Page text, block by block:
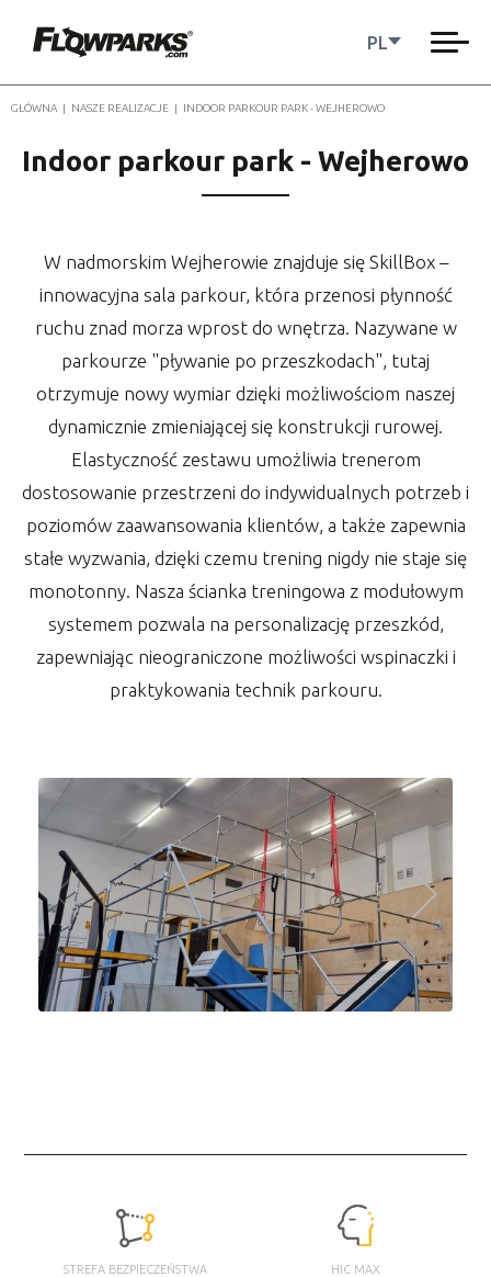
PL
GŁÓWNA | NASZE REALIZACJE | INDOOR PARKOUR PARK - WEJHEROWO
Indoor parkour park - Wejherowo
W nadmorskim Wejherowie znajduje się SkillBox –
innowacyjna sala parkour, która przenosi płynność
ruchu znad morza wprost do wnętrza. Nazywane w
parkourze "pływanie po przeszkodach", tutaj
otrzymuje nowy wymiar dzięki możliwościom naszej
dynamicznie zmieniającej się konstrukcji rurowej.
Elastyczność zestawu umożliwia trenerom
dostosowanie przestrzeni do indywidualnych potrzeb i
poziomów zaawansowania klientów, a także zapewnia
stałe wyzwania, dzięki czemu trening nigdy nie staje się
monotonny. Nasza ścianka treningowa z modułowym
systemem pozwala na personalizację przeszkód,
zapewniając nieograniczone możliwości wspinaczki i
praktykowania technik parkouru.
STREFA BEZPIECZEŃSTWA HIC MAX